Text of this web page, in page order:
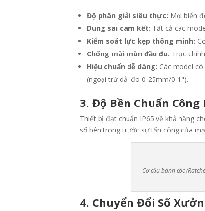
Độ phân giải siêu thực: Mọi biến
Dung sai cam kết: Tất cả các
Kiểm soát lực kẹp thông minh:
Chống mài mòn đầu đo: Trục
Hiệu chuẩn dễ dàng: Các model
(ngoại trừ dải đo 0-25mm/0-1").
3. Độ Bền Chuẩn
Thiết bị đạt chuẩn IP65 về khả năng
số bên trong trước sự tấn công của
Cơ cấu bánh cóc
4. Chuyển Đổi Số